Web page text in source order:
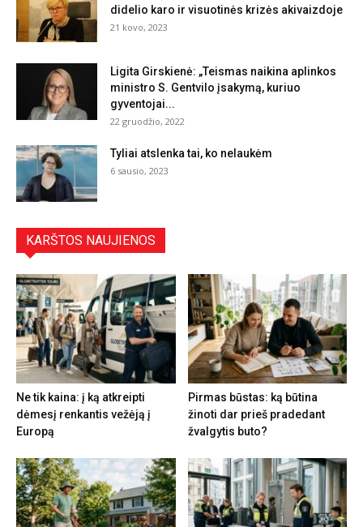
didelio karo ir visuotinės krizės akivaizdoje
21 kovo, 2023
Ligita Girskienė: „Teismas naikina aplinkos
ministro S. Gentvilo įsakymą, kuriuo
gyventojai...
22 gruodžio, 2022
Tyliai atslenka tai, ko nelaukėm
6 sausio, 2023
KARŠTOS NAUJIENOS
Ne tik kaina: į ką atkreipti
dėmesį renkantis vežėją į
Europą
Pirmas būstas: ką būtina
žinoti dar prieš pradedant
žvalgytis buto?